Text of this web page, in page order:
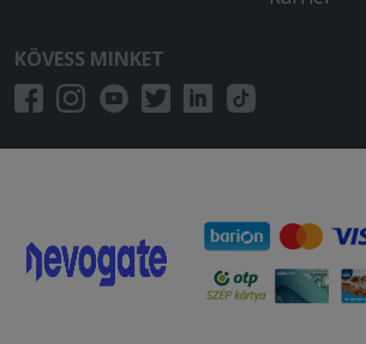
Nem kaptam meg mindent amit
KÖVESS MINKET